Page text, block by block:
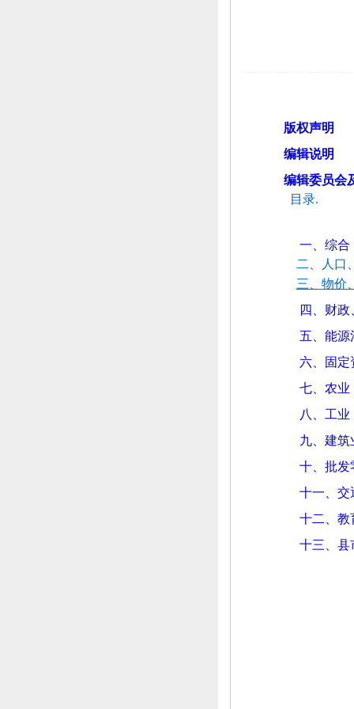
版权声明
编辑说明
编辑委员会
目录.
一、 综合
二、
人口
三、 物价
四、 财政
五、 能源
六、
固定
七、 农业
八、 工业
九、 建筑
十、 批发
十一、 交
十二、 教
十三、 县